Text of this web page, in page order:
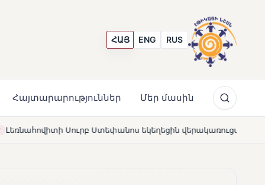
ՀԱՅ ENG RUS
Հայտարարություններ Մեր մասին
եկեղեցին վերակառուցվել է Կարապետյան ընտանիքի